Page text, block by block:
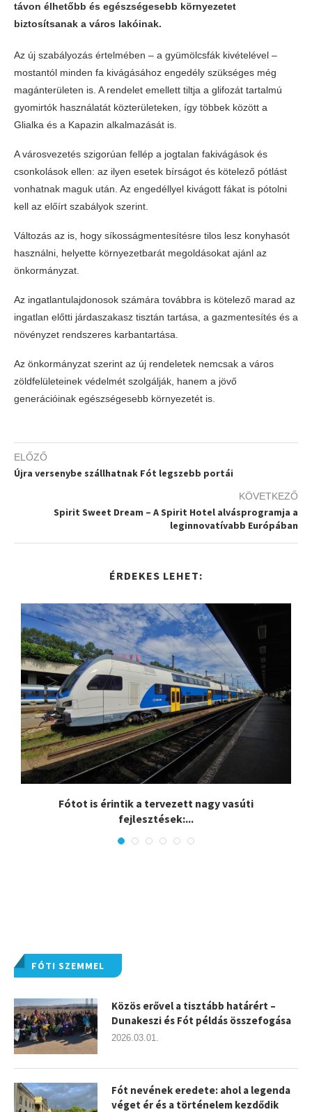
távon élhetőbb és egészségesebb környezetet
biztosítsanak a város lakóinak.
Az új szabályozás értelmében – a gyümölcsfák kivételével –
mostantól minden fa kivágásához engedély szükséges még
magánterületen is. A rendelet emellett tiltja a glifozát tartalmú
gyomirtók használatát közterületeken, így többek között a
Glialka és a Kapazin alkalmazását is.
A városvezetés szigorúan fellép a jogtalan fakivágások és
csonkolások ellen: az ilyen esetek bírságot és kötelező pótlást
vonhatnak maguk után. Az engedéllyel kivágott fákat is pótolni
kell az előírt szabályok szerint.
Változás az is, hogy síkosságmentesítésre tilos lesz konyhasót
használni, helyette környezetbarát megoldásokat ajánl az
önkormányzat.
Az ingatlantulajdonosok számára továbbra is kötelező marad az
ingatlan előtti járdaszakasz tisztán tartása, a gazmentesítés és a
növényzet rendszeres karbantartása.
Az önkormányzat szerint az új rendeletek nemcsak a város
zöldfelületeinek védelmét szolgálják, hanem a jövő
generációinak egészségesebb környezetét is.
ELŐZŐ
Újra versenybe szállhatnak Fót legszebb portái
KÖVETKEZŐ
​Spirit Sweet Dream – A Spirit Hotel alvásprogramja a
leginnovatívabb Európában
ÉRDEKES LEHET:
Fótot is érintik a tervezett nagy vasúti
fejlesztések:...
FÓTI SZEMMEL
Közös erővel a tisztább határért –
Dunakeszi és Fót példás összefogása
2026.03.01.
Fót nevének eredete: ahol a legenda
véget ér és a történelem kezdődik